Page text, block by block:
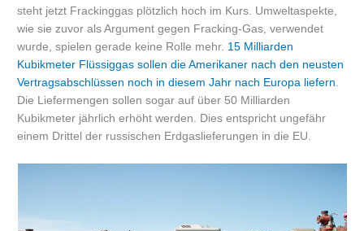
steht jetzt Frackinggas plötzlich hoch im Kurs. Umweltaspekte,
wie sie zuvor als Argument gegen Fracking-Gas, verwendet
wurde, spielen gerade keine Rolle mehr. 15 Milliarden
Kubikmeter Flüssiggas sollen die Amerikaner nach den neusten
Vertragsabschlüssen noch in diesem Jahr nach Europa liefern
Die Liefermengen sollen sogar auf über 50 Milliarden
Kubikmeter jährlich erhöht werden. Dies entspricht ungefähr
einem Drittel der russischen Erdgaslieferungen in die EU.